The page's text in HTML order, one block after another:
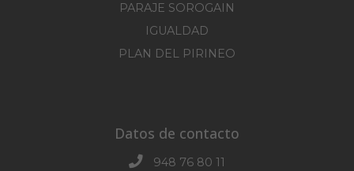
PARAJE SOROGAIN
IGUALDAD
PLAN DEL PIRINEO
Datos de contacto
948 76 80 11